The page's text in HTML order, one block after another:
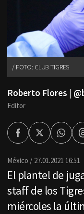
FOTO: CLUB TIGRES
Roberto Flores |
Editor
FacebookTwitter
México 27.01.2021 16:51
El plantel de
staff de los
miércoles la